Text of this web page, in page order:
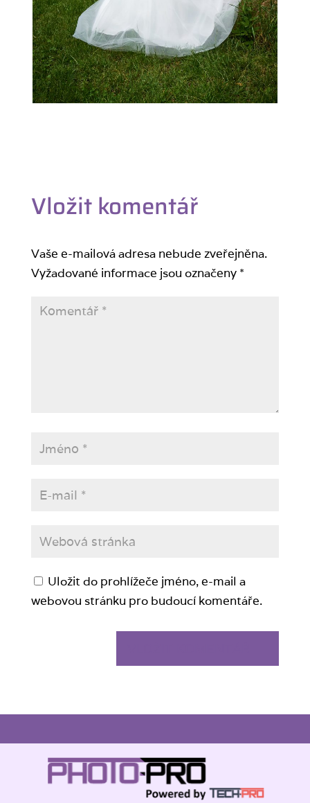
Vložit komentář
Vaše e-mailová adresa nebude zveřejněna.
Vyžadované informace jsou označeny *
Uložit do prohlížeče jméno, e-mail a
webovou stránku pro budoucí komentáře.